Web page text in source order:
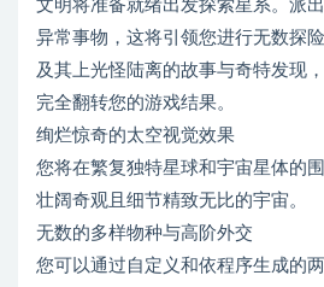
文明将准备就绪出发探索星系。派
异常事物，这将引领您进行无数探
及其上光怪陆离的故事与奇特发现
完全翻转您的游戏结果。
绚烂惊奇的太空视觉效果
您将在繁复独特星球和宇宙星体的
壮阔奇观且细节精致无比的宇宙。
无数的多样物种与高阶外交
您可以通过自定义和依程序生成的